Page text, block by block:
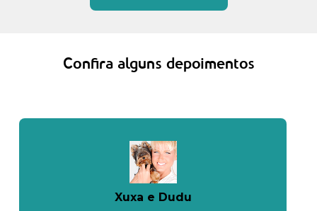
Confira alguns depoimentos
Xuxa e Dudu